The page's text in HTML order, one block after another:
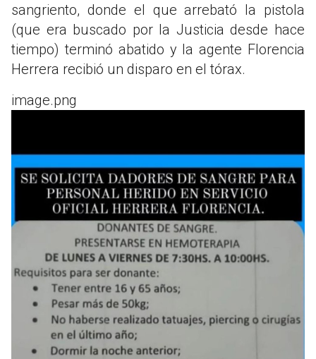
sangriento, donde el que arrebató la pistola
(que era buscado por la Justicia desde hace
tiempo) terminó abatido y la agente Florencia
Herrera recibió un disparo en el tórax.
image.png